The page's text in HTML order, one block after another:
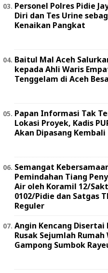
Personel Polres Pidie
Diri dan Tes Urine
Kenaikan Pangkat
Baitul Mal Aceh
kepada Ahli Waris
Tenggelam di Aceh
Papan Informasi Tak
Lokasi Proyek, Kadis
Akan Dipasang Kembali
Semangat
Pemindahan Tiang
Air oleh Koramil 12/
0102/Pidie dan Satgas
Reguler
Angin Kencang Disertai
Rusak Sejumlah Rumah
Gampong Sumbok